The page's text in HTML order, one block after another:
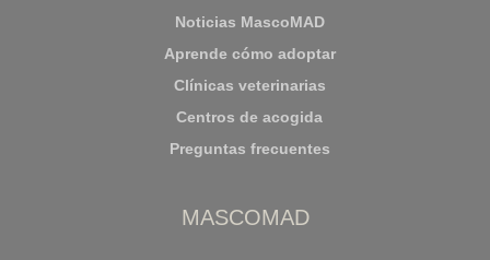
Noticias MascoMAD
Aprende cómo adoptar
Clínicas veterinarias
Centros de acogida
Preguntas frecuentes
MASCOMAD